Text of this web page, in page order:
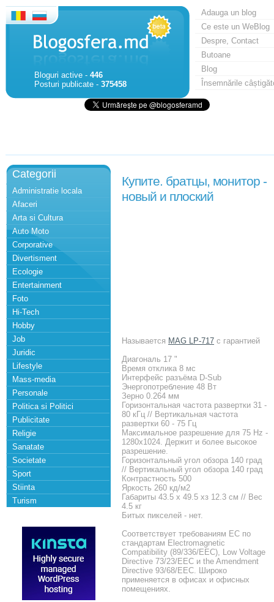
Bloguri active - 446
Posturi publicate - 375458
Adauga un blog
Ce este un WeBlog
Despre, Contact
Butoane
Blog
Însemnările
Categorii
Administratie locala
Afaceri
Arta si Cultura
Auto Moto
Corporative
Divertisment
Ecologie
Entertainment
Foto
Hi-Tech
Hobby
Job
Juridic
Lifestyle
Mass-media
Personale
Politica si Politici
Publicitate
Religie
Sanatate
Societate
Sport
Stiinta
Turism
Купите. братцы, монитор -
новый и плоский
Называется MAG LP-717 с гарантией
Диагональ 17 "
Время отклика 8 мс
Интерфейс разъёма D-Sub
Энергопотребление 48 Вт
Зерно 0.264 мм
Горизонтальная частота развертки 31 -
80 кГц // Вертикальная частота
развертки 60 - 75 Гц
Максимальное разрешение для 75 Hz -
1280x1024. Держит и более высокое
разрешение.
Горизонтальный угол обзора 140 град
// Вертикальный угол обзора 140 град
Контрастность 500
Яркость 260 кд/м2
Габариты 43.5 х 49.5 хз 12.3 см // Вес
4.5 кг
Битых пикселей - нет.
Соответствует требованиям ЕС по
стандартам Electromagnetic
Compatibility (89/336/EEC), Low Voltage
Directive 73/23/EEC и the Amendment
Directive 93/68/EEC. Широко
применяется в офисах и офисных
помещениях.